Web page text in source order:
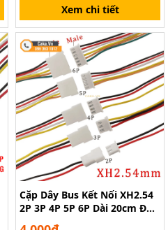
Xem chi tiết
Cặp Dây Bus Kết Nối XH2.54
2P 3P 4P 5P 6P Dài 20cm Đực